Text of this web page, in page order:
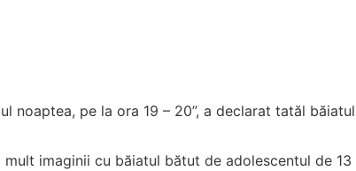
noaptea, pe la ora 19 – 20”, a declarat tatăl
imaginii cu băiatul bătut de adolescentul de 13